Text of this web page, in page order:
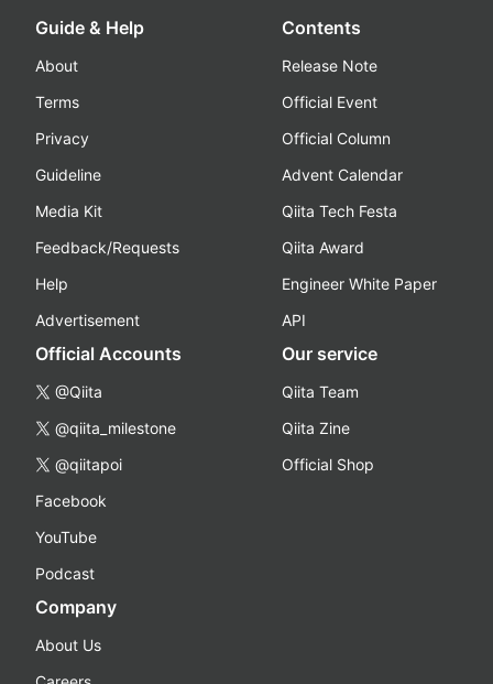
Guide & Help
About
Terms
Privacy
Guideline
Media Kit
Feedback/Requests
Help
Advertisement
Contents
Release Note
Official Event
Official Column
Advent Calendar
Qiita Tech Festa
Qiita Award
Engineer White Paper
API
Official Accounts
@Qiita
@qiita_milestone
@qiitapoi
Facebook
YouTube
Podcast
Our service
Qiita Team
Qiita Zine
Official Shop
Company
About Us